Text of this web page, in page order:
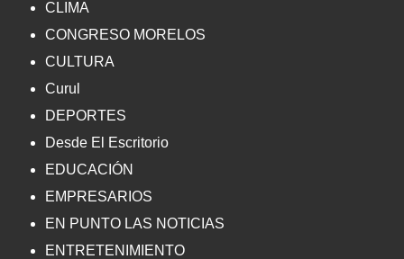
CLIMA
CONGRESO MORELOS
CULTURA
Curul
DEPORTES
Desde El Escritorio
EDUCACIÓN
EMPRESARIOS
EN PUNTO LAS NOTICIAS
ENTRETENIMIENTO